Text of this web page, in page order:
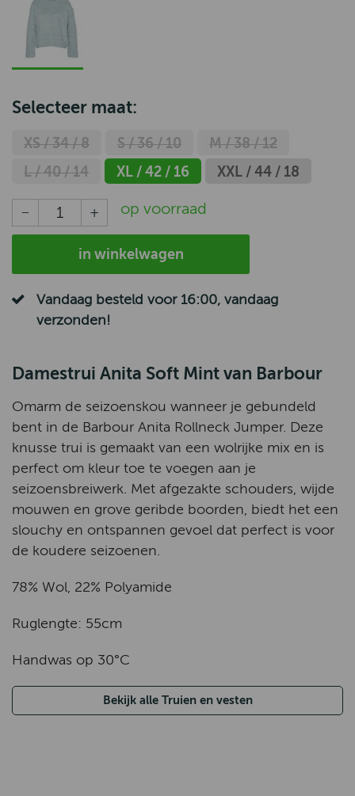
Selecteer maat:
XS / 34 / 8 S / 36 / 10
M / 38 / 12
L / 40 / 14
XL / 42 / 16 XXL / 44 / 18
op voorraad
in winkelwagen
Vandaag besteld voor 16:00, vandaag
verzonden!
Damestrui Anita Soft Mint van Barbour
Omarm de seizoenskou wanneer je gebundeld
bent in de Barbour Anita Rollneck Jumper. Deze
knusse trui is gemaakt van een wolrijke mix en is
perfect om kleur toe te voegen aan je
seizoensbreiwerk. Met afgezakte schouders, wijde
mouwen en grove geribde boorden, biedt het een
slouchy en ontspannen gevoel dat perfect is voor
de koudere seizoenen.
78% Wol, 22% Polyamide
Ruglengte: 55cm
Handwas op 30°C
Bekijk alle Truien en vesten